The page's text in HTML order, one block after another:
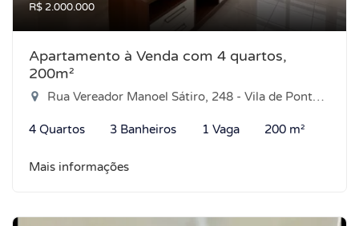
R$ 2.000.000
Apartamento à Venda com 4 quartos,
200m²
Rua Vereador Manoel Sátiro, 248 - Vila de Ponta Negra, Natal-RN
4 Quartos 3 Banheiros 1 Vaga 200 m²
Mais informações